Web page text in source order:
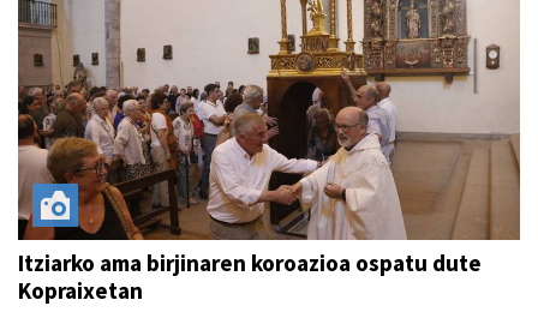
Itziarko ama birjinaren koroazioa ospatu dute
Kopraixetan